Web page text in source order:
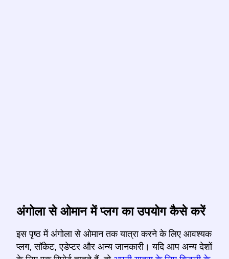
अंगोला से ओमान में प्लग का उपयोग कैसे करें
इस पृष्ठ में अंगोला से ओमान तक यात्रा करने के लिए आवश्यक
प्लग, सॉकेट, एडेप्टर और अन्य जानकारी। यदि आप अन्य देशों